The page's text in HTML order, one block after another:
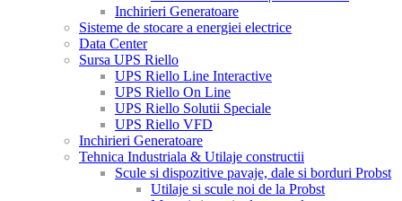
Inchirieri Generatoare
Sisteme de stocare a energiei electrice
Data Center
Sursa UPS Riello
UPS Riello Line Interactive
UPS Riello On Line
UPS Riello Solutii Speciale
UPS Riello VFD
Inchirieri Generatoare
Tehnica Industriala & Utilaje constructii
Scule si dispozitive pavaje, dale si borduri Probst
Utilaje si scule noi de la Probst